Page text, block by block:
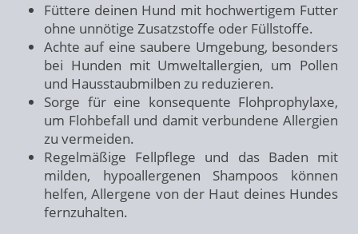
Füttere deinen Hund mit hochwertigem Futter
ohne unnötige Zusatzstoffe oder Füllstoffe.
Achte auf eine saubere Umgebung, besonders
bei Hunden mit Umweltallergien, um Pollen
und Hausstaubmilben zu reduzieren.
Sorge für eine konsequente Flohprophylaxe,
um Flohbefall und damit verbundene Allergien
zu vermeiden.
Regelmäßige Fellpflege und das Baden mit
milden, hypoallergenen Shampoos können
helfen, Allergene von der Haut deines Hundes
fernzuhalten.